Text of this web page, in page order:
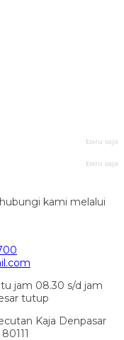
baru saja
baru saja
kami melalui
jam 08.30 s/d jam
tutup
Kaja Denpasar